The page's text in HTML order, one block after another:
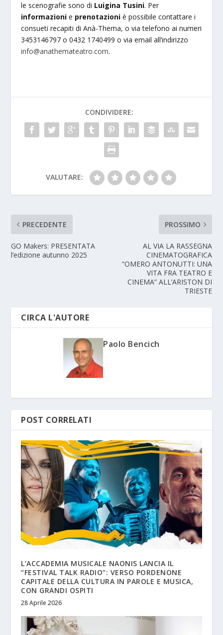
le scenografie sono di Luigina Tusini. Per
informazioni e prenotazioni è possibile contattare i
consueti recapiti di Anà-Thema, o via telefono ai numeri
3453146797 o 0432 1740499 o via email all’indirizzo
info@anathemateatro.com.
CONDIVIDERE:
VALUTARE:
PRECEDENTE
GO Makers: PRESENTATA
l’edizione autunno 2025
PROSSIMO
AL VIA LA RASSEGNA
CINEMATOGRAFICA
“OMERO ANTONUTTI: UNA
VITA FRA TEATRO E
CINEMA” ALL’ARISTON DI
TRIESTE
CIRCA L'AUTORE
Paolo Bencich
POST CORRELATI
L’ACCADEMIA MUSICALE NAONIS LANCIA IL
“FESTIVAL TALK RADIO”: VERSO PORDENONE
CAPITALE DELLA CULTURA IN PAROLE E MUSICA,
CON GRANDI OSPITI
28 Aprile 2026